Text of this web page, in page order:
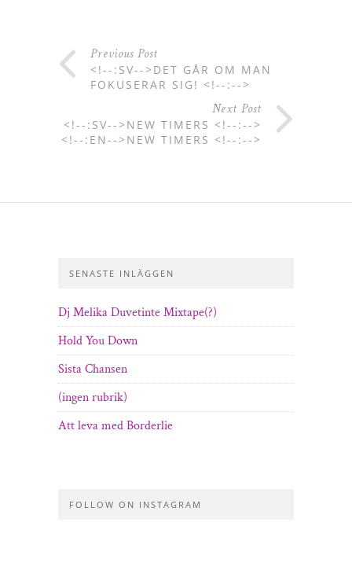
Previous Post
<!--:SV-->DET GÅR OM MAN
FOKUSERAR SIG! <!--:-->
Next Post
<!--:SV-->NEW TIMERS <!--:-->
<!--:EN-->NEW TIMERS <!--:-->
SENASTE INLÄGGEN
Dj Melika Duvetinte Mixtape(?)
Hold You Down
Sista Chansen
(ingen rubrik)
Att leva med Borderlie
FOLLOW ON INSTAGRAM